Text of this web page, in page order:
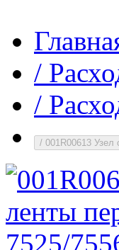
/
/
/ 001R00613 Узел